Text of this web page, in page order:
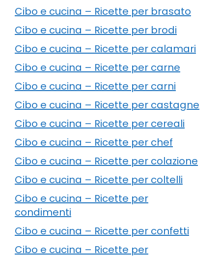
Cibo e cucina – Ricette per brasato
Cibo e cucina – Ricette per brodi
Cibo e cucina – Ricette per calamari
Cibo e cucina – Ricette per carne
Cibo e cucina – Ricette per carni
Cibo e cucina – Ricette per castagne
Cibo e cucina – Ricette per cereali
Cibo e cucina – Ricette per chef
Cibo e cucina – Ricette per colazione
Cibo e cucina – Ricette per coltelli
Cibo e cucina – Ricette per
condimenti
Cibo e cucina – Ricette per confetti
Cibo e cucina – Ricette per